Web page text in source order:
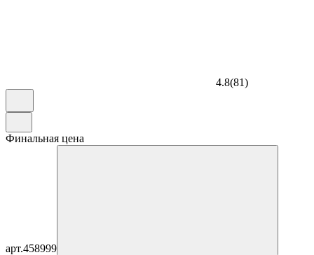
4.8(81)
Финальная цена
арт.458999